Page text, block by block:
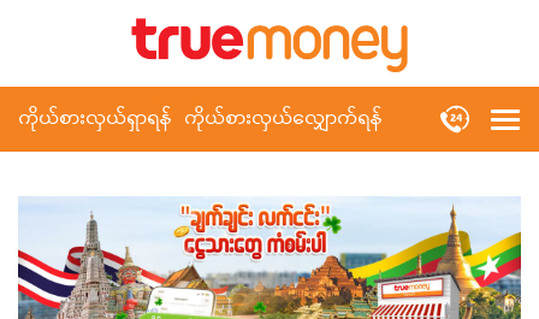
ကိုယ်စားလှယ်ရှာရန် ကိုယ်စားလှယ်လျှောက်ရန်